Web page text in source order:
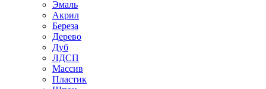
Эмаль
Акрил
Береза
Дерево
Дуб
ЛДСП
Массив
Пластик